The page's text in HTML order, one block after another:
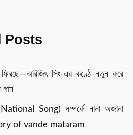
Posts
ফিরছে—অরিজিৎ সিং-এর কণ্ঠে নতুন করে
গান
(National Song) সম্পর্কে নানা অজানা
of vande mataram